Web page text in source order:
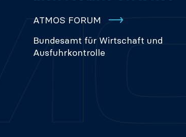
ATMOS FORUM
Bundesamt für Wirtschaft und
Ausfuhrkontrolle